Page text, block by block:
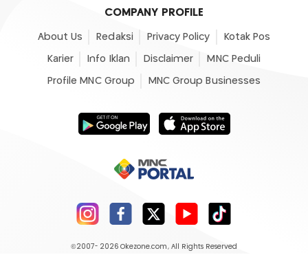
COMPANY PROFILE
About Us Redaksi Privacy Policy Kotak Pos
Karier Info Iklan Disclaimer MNC Peduli
Profile MNC Group MNC Group Businesses
©2007- 2026 Okezone.com , All Rights Reserved